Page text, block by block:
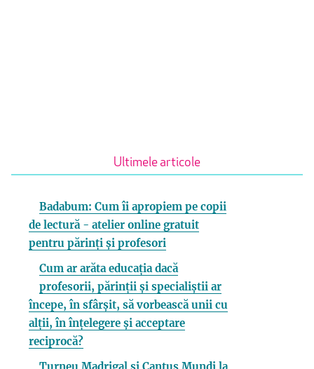
Ultimele articole
Badabum: Cum îi apropiem pe copii
de lectură - atelier online gratuit
pentru părinți și profesori
Cum ar arăta educația dacă
profesorii, părinții și specialiștii ar
începe, în sfârșit, să vorbească unii cu
alții, în înțelegere și acceptare
reciprocă?